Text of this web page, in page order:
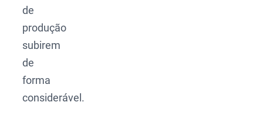
de
produção
subirem
de
forma
considerável.